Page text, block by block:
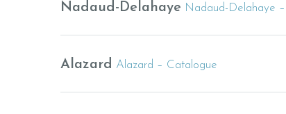
Nadaud-Delahaye Nadaud-Delahaye
Alazard Alazard – Catalogue